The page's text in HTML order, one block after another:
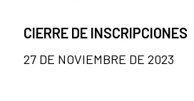
CIERRE DE INSCRIPCIONES
27 DE NOVIEMBRE DE 2023